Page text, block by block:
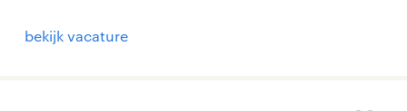
bekijk vacature